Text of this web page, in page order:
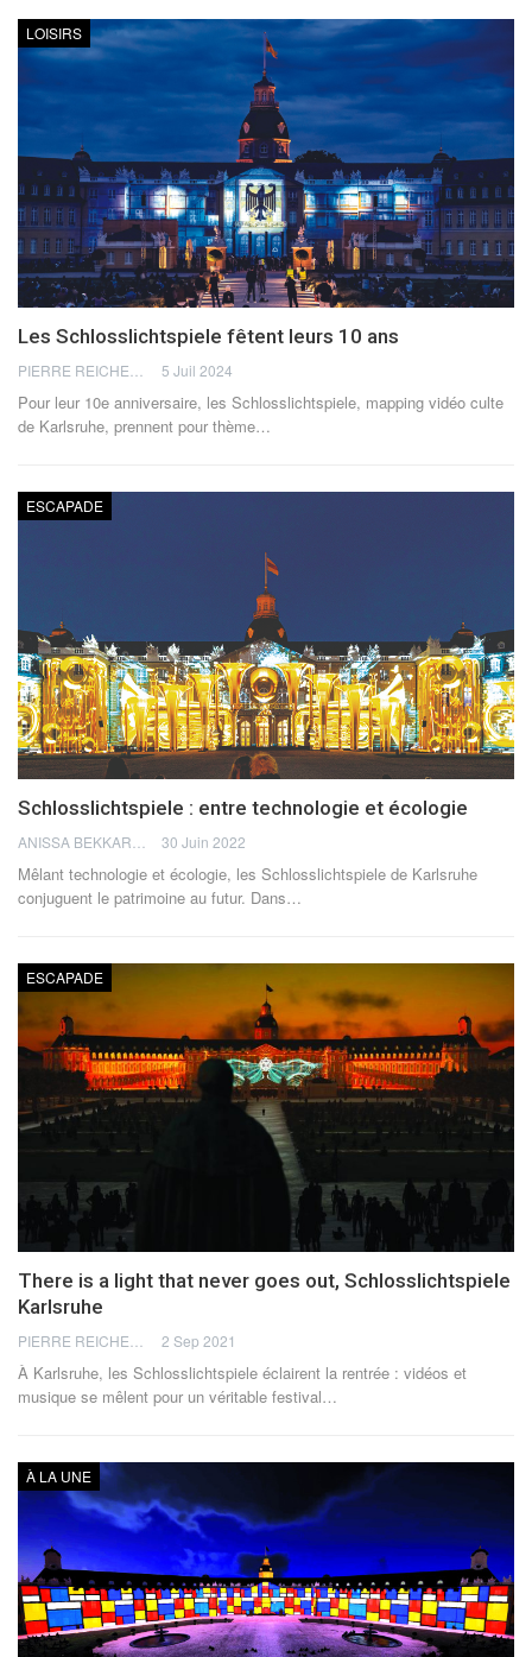
LOISIRS
Les Schlosslichtspiele fêtent leurs 10 ans
5 Juil 2024
Pour leur 10e anniversaire, les Schlosslichtspiele, mapping vidéo culte
de Karlsruhe, prennent pour thème…
ESCAPADE
Schlosslichtspiele : entre technologie et écologie
30 Juin 2022
Mêlant technologie et écologie, les Schlosslichtspiele de Karlsruhe
conjuguent le patrimoine au futur. Dans…
ESCAPADE
There is a light that never goes out, Schlosslichtspiele
Karlsruhe
2 Sep 2021
À Karlsruhe, les Schlosslichtspiele éclairent la rentrée : vidéos et
musique se mêlent pour un véritable festival…
À LA UNE